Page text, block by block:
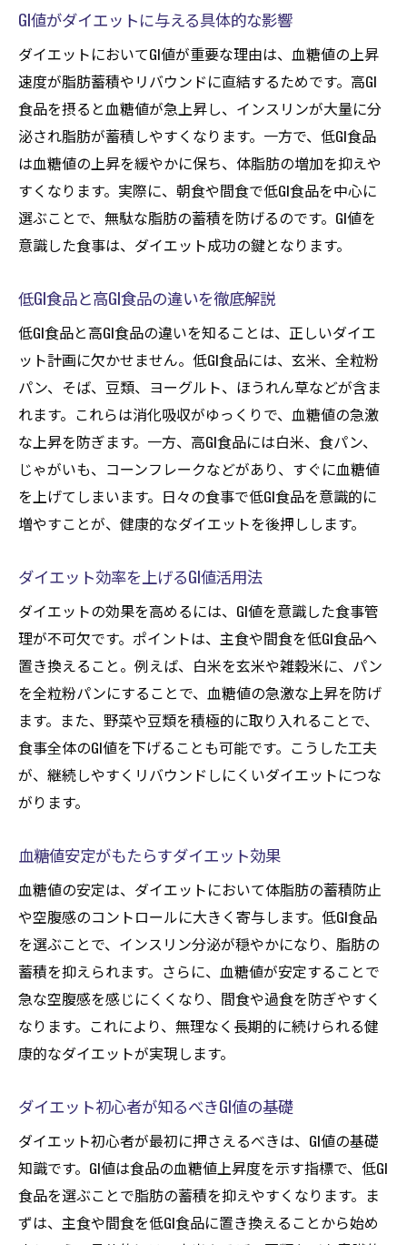
GI値がダイエットに与える具体的な影響
ダイエットにおいてGI値が重要な理由は、血糖値の上昇
速度が脂肪蓄積やリバウンドに直結するためです。高GI
食品を摂ると血糖値が急上昇し、インスリンが大量に分
泌され脂肪が蓄積しやすくなります。一方で、低GI食品
は血糖値の上昇を緩やかに保ち、体脂肪の増加を抑えや
すくなります。実際に、朝食や間食で低GI食品を中心に
選ぶことで、無駄な脂肪の蓄積を防げるのです。GI値を
意識した食事は、ダイエット成功の鍵となります。
低GI食品と高GI食品の違いを徹底解説
低GI食品と高GI食品の違いを知ることは、正しいダイエ
ット計画に欠かせません。低GI食品には、玄米、全粒粉
パン、そば、豆類、ヨーグルト、ほうれん草などが含ま
れます。これらは消化吸収がゆっくりで、血糖値の急激
な上昇を防ぎます。一方、高GI食品には白米、食パン、
じゃがいも、コーンフレークなどがあり、すぐに血糖値
を上げてしまいます。日々の食事で低GI食品を意識的に
増やすことが、健康的なダイエットを後押しします。
ダイエット効率を上げるGI値活用法
ダイエットの効果を高めるには、GI値を意識した食事管
理が不可欠です。ポイントは、主食や間食を低GI食品へ
置き換えること。例えば、白米を玄米や雑穀米に、パン
を全粒粉パンにすることで、血糖値の急激な上昇を防げ
ます。また、野菜や豆類を積極的に取り入れることで、
食事全体のGI値を下げることも可能です。こうした工夫
が、継続しやすくリバウンドしにくいダイエットにつな
がります。
血糖値安定がもたらすダイエット効果
血糖値の安定は、ダイエットにおいて体脂肪の蓄積防止
や空腹感のコントロールに大きく寄与します。低GI食品
を選ぶことで、インスリン分泌が穏やかになり、脂肪の
蓄積を抑えられます。さらに、血糖値が安定することで
急な空腹感を感じにくくなり、間食や過食を防ぎやすく
なります。これにより、無理なく長期的に続けられる健
康的なダイエットが実現します。
ダイエット初心者が知るべきGI値の基礎
ダイエット初心者が最初に押さえるべきは、GI値の基礎
知識です。GI値は食品の血糖値上昇度を示す指標で、低GI
食品を選ぶことで脂肪の蓄積を抑えやすくなります。ま
ずは、主食や間食を低GI食品に置き換えることから始め